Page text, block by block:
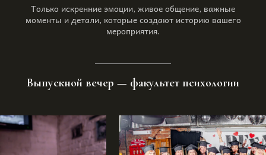
Только искренние эмоции, живое общение, важные
моменты и детали, которые создают историю вашего
мероприятия.
Выпускной вечер — факультет психологии